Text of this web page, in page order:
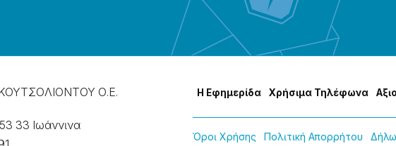
ΚΟΥΤΣΟΛΙΟΝΤΟΥ Ο.Ε.
33 Ιωάννɩνα
Η Εφημερίδα Χρήσɩμα Τηλέφωνα
Όροɩ Χρήσης Πολɩτɩκή Απορρήτου